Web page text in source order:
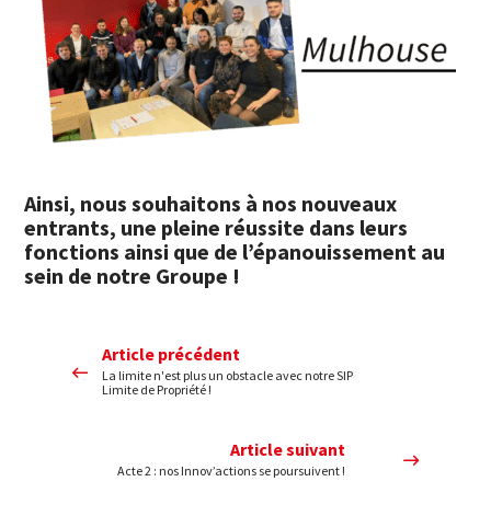
Ainsi, nous souhaitons à nos nouveaux
entrants, une pleine réussite dans leurs
fonctions ainsi que de l’épanouissement au
sein de notre Groupe !
Article précédent
La limite n'est plus un obstacle avec notre SIP
Limite de Propriété !
Article suivant
Acte 2 : nos Innov’actions se poursuivent !